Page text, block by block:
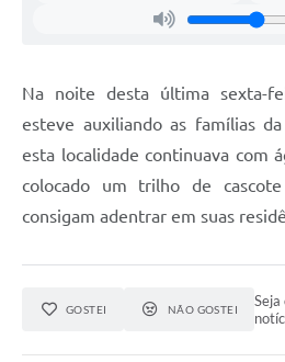
Na noite desta última sexta-
esteve auxiliando as famílias
esta localidade continuava com
colocado um trilho de
consigam adentrar em suas
GOSTEI NÃO GOSTEI